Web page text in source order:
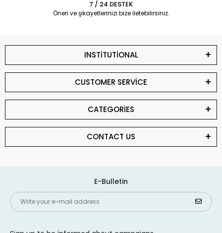
7 / 24 DESTEK
Öneri ve şikayetlerinizi bize iletebilirsiniz.
INSTİTUTİONAL
CUSTOMER SERVİCE
CATEGORİES
CONTACT US
E-Bulletin